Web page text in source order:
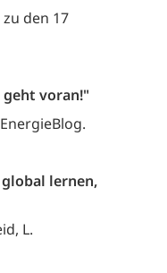
den 17
geht voran!"
global lernen,
L.